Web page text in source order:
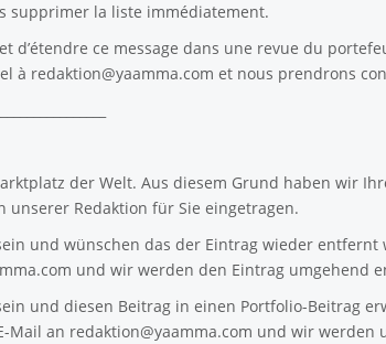
supprimer la liste immédiatement.
d’étendre ce message dans une revue du
à redaktion@yaamma.com et nous prendrons
der Welt. Aus diesem Grund haben wir
unserer Redaktion für Sie eingetragen.
und wünschen das der Eintrag wieder entfernt
und wir werden den Eintrag umgehend
und diesen Beitrag in einen Portfolio-Beitrag
Mail an redaktion@yaamma.com und wir werden